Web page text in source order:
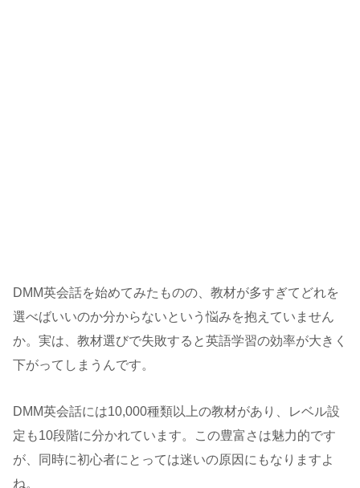
DMM英会話を始めてみたものの、教材が多すぎてどれを
選べばいいのか分からないという悩みを抱えていません
か。実は、教材選びで失敗すると英語学習の効率が大きく
下がってしまうんです。
DMM英会話には10,000種類以上の教材があり、レベル設
定も10段階に分かれています。この豊富さは魅力的です
が、同時に初心者にとっては迷いの原因にもなりますよ
ね。